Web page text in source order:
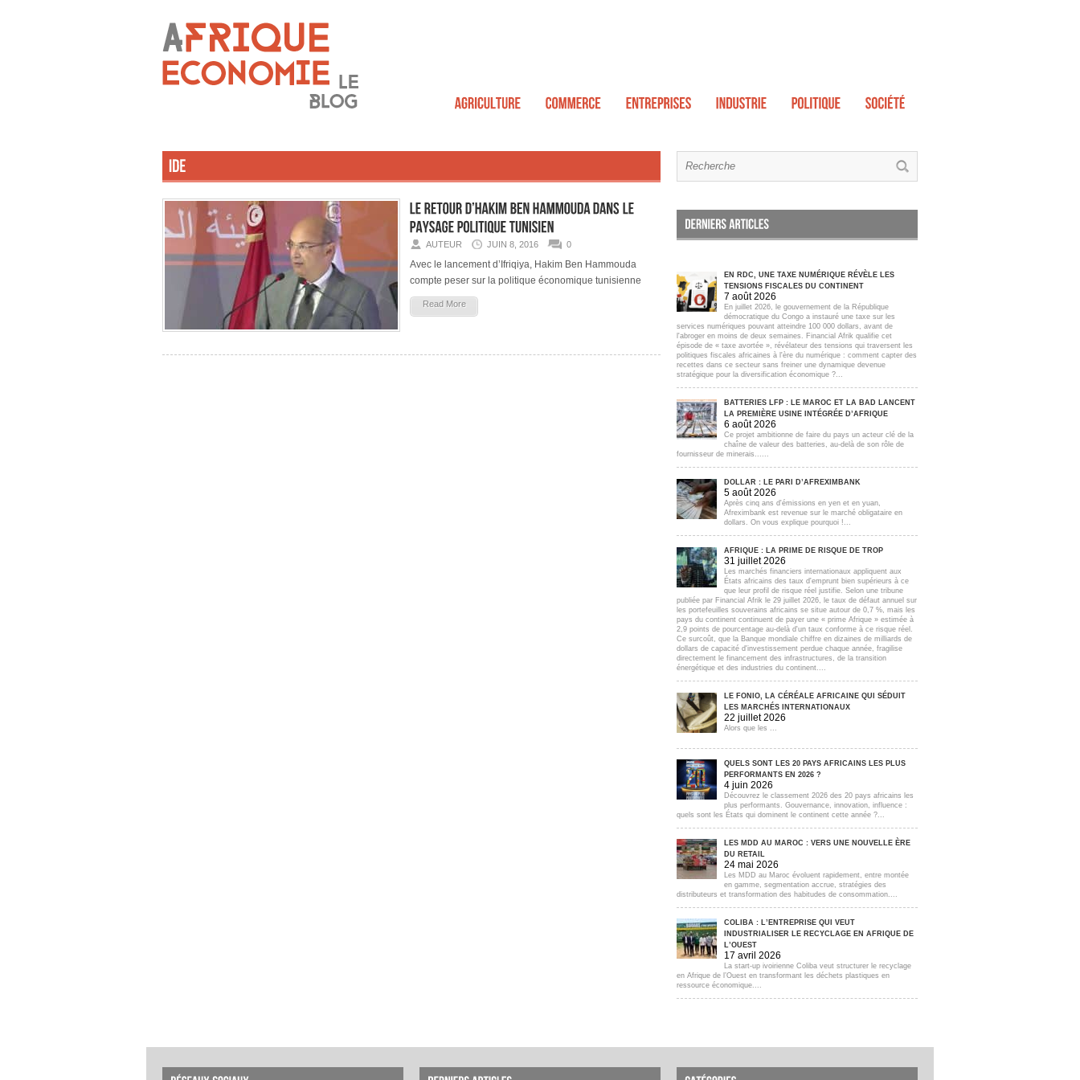
AUTEUR JUIN 8, 2016 0
Avec le lancement d’Ifriqiya, Hakim Ben Hammouda
compte peser sur la politique économique tunisienne
Read More
EN RDC, UNE TAXE NUMÉRIQUE RÉVÈLE LES
TENSIONS FISCALES DU CONTINENT
7 août 2026
En juillet 2026, le gouvernement de la République
démocratique du Congo a instauré une taxe sur les
services numériques pouvant atteindre 100 000 dollars, avant de
l'abroger en moins de deux semaines. Financial Afrik qualifie cet
épisode de « taxe avortée », révélateur des tensions qui traversent les
politiques fiscales africaines à l'ère du numérique : comment capter des
recettes dans ce secteur sans freiner une dynamique devenue
stratégique pour la diversification économique ?...
BATTERIES LFP : LE MAROC ET LA BAD LANCENT
LA PREMIÈRE USINE INTÉGRÉE D’AFRIQUE
6 août 2026
Ce projet ambitionne de faire du pays un acteur clé de la
chaîne de valeur des batteries, au-delà de son rôle de
fournisseur de minerais......
DOLLAR : LE PARI D’AFREXIMBANK
5 août 2026
Après cinq ans d'émissions en yen et en yuan,
Afreximbank est revenue sur le marché obligataire en
dollars. On vous explique pourquoi !...
AFRIQUE : LA PRIME DE RISQUE DE TROP
31 juillet 2026
Les marchés financiers internationaux appliquent aux
États africains des taux d'emprunt bien supérieurs à ce
que leur profil de risque réel justifie. Selon une tribune
publiée par Financial Afrik le 29 juillet 2026, le taux de défaut annuel sur
les portefeuilles souverains africains se situe autour de 0,7 %, mais les
pays du continent continuent de payer une « prime Afrique » estimée à
2,9 points de pourcentage au-delà d'un taux conforme à ce risque réel.
Ce surcoût, que la Banque mondiale chiffre en dizaines de milliards de
dollars de capacité d'investissement perdue chaque année, fragilise
directement le financement des infrastructures, de la transition
énergétique et des industries du continent....
LE FONIO, LA CÉRÉALE AFRICAINE QUI SÉDUIT
LES MARCHÉS INTERNATIONAUX
22 juillet 2026
Alors que les ...
QUELS SONT LES 20 PAYS AFRICAINS LES PLUS
PERFORMANTS EN 2026 ?
4 juin 2026
Découvrez le classement 2026 des 20 pays africains les
plus performants. Gouvernance, innovation, influence :
quels sont les États qui dominent le continent cette année ?...
LES MDD AU MAROC : VERS UNE NOUVELLE ÈRE
DU RETAIL
24 mai 2026
Les MDD au Maroc évoluent rapidement, entre montée
en gamme, segmentation accrue, stratégies des
distributeurs et transformation des habitudes de consommation....
COLIBA : L’ENTREPRISE QUI VEUT
INDUSTRIALISER LE RECYCLAGE EN AFRIQUE DE
L’OUEST
17 avril 2026
La start-up ivoirienne Coliba veut structurer le recyclage
en Afrique de l’Ouest en transformant les déchets plastiques en
ressource économique....